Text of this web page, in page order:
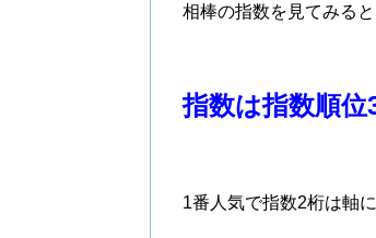
相棒の指数を見てみると
指数は指数順位
1番人気で指数2桁は軸